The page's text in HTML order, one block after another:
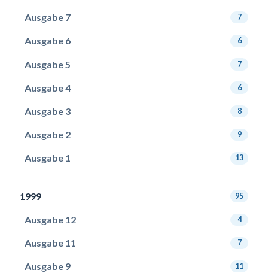
Ausgabe 7 7
Ausgabe 6 6
Ausgabe 5 7
Ausgabe 4 6
Ausgabe 3 8
Ausgabe 2 9
Ausgabe 1 13
1999 95
Ausgabe 12 4
Ausgabe 11 7
Ausgabe 9 11